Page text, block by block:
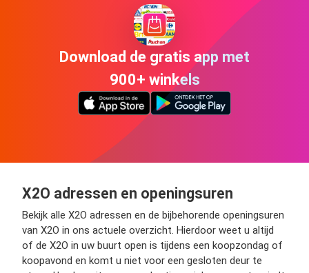
Download de gratis app met
900+ winkels
X2O adressen en openingsuren
Bekijk alle X2O adressen en de bijbehorende openingsuren
van X2O in ons actuele overzicht. Hierdoor weet u altijd
of de X2O in uw buurt open is tijdens een koopzondag of
koopavond en komt u niet voor een gesloten deur te